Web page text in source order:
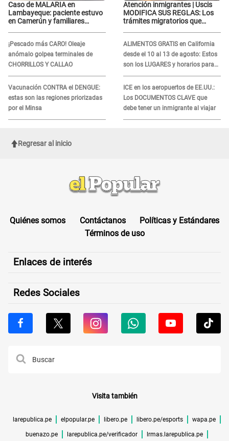
Caso de MALARIA en
Lambayeque: paciente estuvo
en Camerún y familiares
¡Pescado más CARO! Oleaje
anómalo golpea terminales de
CHORRILLOS Y CALLAO
Vacunación CONTRA el DENGUE:
estas son las regiones priorizadas
por el Minsa
Atención inmigrantes | Uscis
MODIFICA SUS REGLAS: Los
trámites migratorios que
ALIMENTOS GRATIS en California
desde el 10 al 13 de agosto: Estos
son los LUGARES y horarios para
recibir la ayuda
ICE en los aeropuertos de EE.UU.:
Los DOCUMENTOS CLAVE que
debe tener un inmigrante al viajar
Regresar al inicio
Quiénes somos Contáctanos
Políticas y Estándares
Términos de uso
Enlaces de interés
Redes Sociales
Visita también
larepublica.pe elpopular.pe libero.pe libero.pe/esports wapa.pe
buenazo.pe larepublica.pe/verificador lrmas.larepublica.pe